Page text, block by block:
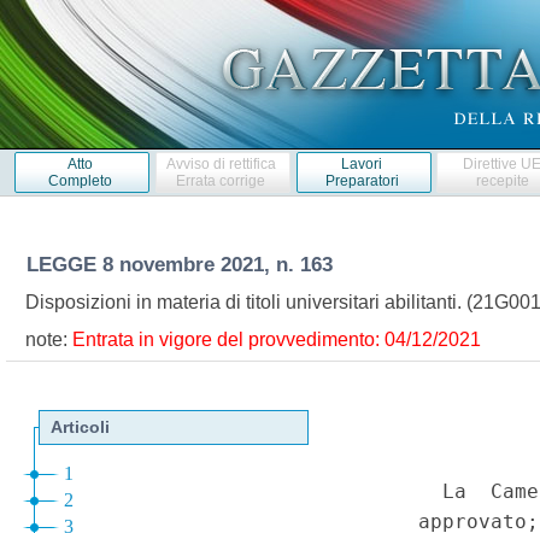
Atto
Completo
Avviso di rettifica
Errata corrige
Lavori
Preparatori
Direttive
recepite
LEGGE 8 novembre 2021, n. 163
Disposizioni in materia di titoli universitari abilitanti.
note: Entrata in vigore del provvedimento: 04/12/2021